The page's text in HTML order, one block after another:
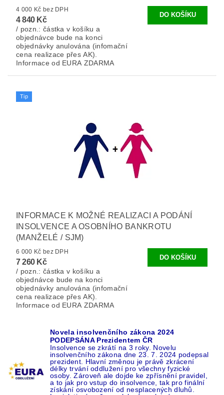
4 000 Kč bez DPH
4 840 Kč
/ pozn.: částka v košíku a
objednávce bude na konci
objednávky anulována (infomační
cena realizace přes AK).
Informace od EURA ZDARMA
Tip
INFORMACE K MOŽNÉ REALIZACI A PODÁNÍ
INSOLVENCE A OSOBNÍHO BANKROTU
(MANŽELÉ / SJM)
6 000 Kč bez DPH
7 260 Kč
/ pozn.: částka v košíku a
objednávce bude na konci
objednávky anulována (infomační
cena realizace přes AK).
Informace od EURA ZDARMA
Novela insolvenčního zákona 2024
PODEPSÁNA Prezidentem ČR
Insolvence se zkrátí na 3 roky. Novelu
insolvenčního zákona dne 23. 7. 2024 podepsal
prezident. Hlavní změnou je právě zkrácení
délky trvání oddlužení pro všechny fyzické
osoby. Zároveň ale dojde ke zpřísnění pravidel,
a to jak pro vstup do insolvence, tak pro finální
získání osvobození od nesplacených dluhů.